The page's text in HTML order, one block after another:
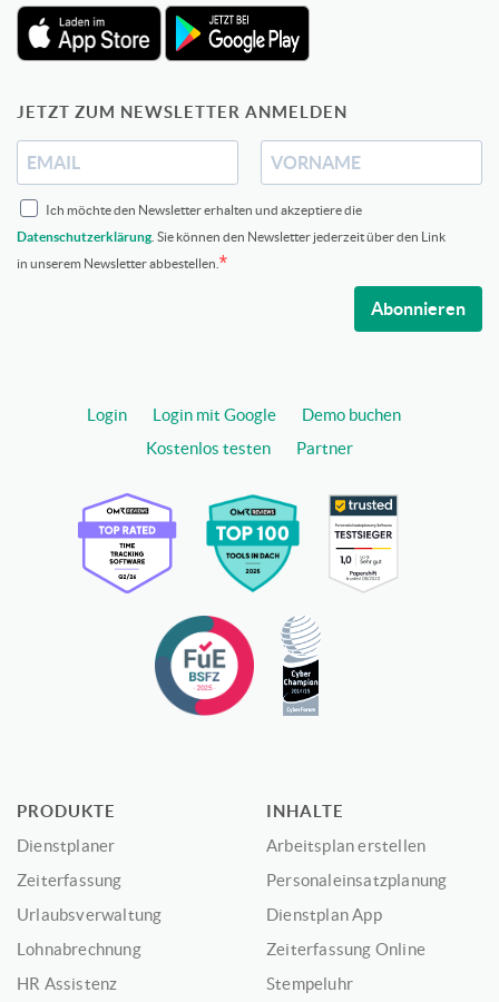
JETZT ZUM NEWSLETTER ANMELDEN
Ich möchte den Newsletter erhalten und akzeptiere die
Datenschutzerklärung . Sie können den Newsletter jederzeit über den Link
in unserem Newsletter abbestellen.
Abonnieren
Login Login mit Google
Demo buchen
Kostenlos testen
Partner
PRODUKTE
Dienstplaner
Zeiterfassung
Urlaubsverwaltung
Lohnabrechnung
HR Assistenz
INHALTE
Arbeitsplan erstellen
Personaleinsatzplanung
Dienstplan App
Zeiterfassung Online
Stempeluhr